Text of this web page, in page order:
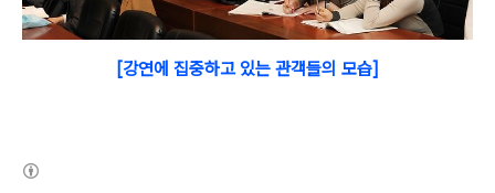
[강연에 집중하고 있는 관객들의 모습]